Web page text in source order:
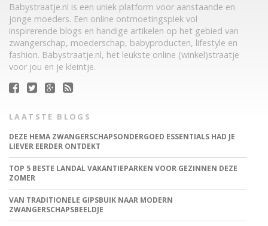
Babystraatje.nl is een uniek platform voor aanstaande en
jonge moeders. Een online ontmoetingsplek vol
inspirerende blogs en handige artikelen op het gebied van
zwangerschap, moederschap, babyproducten, lifestyle en
fashion. Babystraatje.nl, het leukste online (winkel)straatje
voor jou en je kleintje.
LAATSTE BLOGS
DEZE HEMA ZWANGERSCHAPSONDERGOED ESSENTIALS HAD JE
LIEVER EERDER ONTDEKT
TOP 5 BESTE LANDAL VAKANTIEPARKEN VOOR GEZINNEN DEZE
ZOMER
VAN TRADITIONELE GIPSBUIK NAAR MODERN
ZWANGERSCHAPSBEELDJE